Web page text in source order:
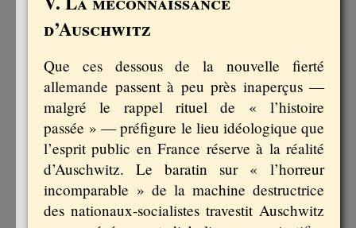
d’Auschwitz
Que ces dessous de la nouvelle fierté
allemande passent à peu près inaperçus —
malgré le rappel rituel de « l’histoire
passée » — préfigure le lieu idéologique que
l’esprit public en France réserve à la réalité
d’Auschwitz. Le baratin sur « l’horreur
incomparable » de la machine destructrice
des nationaux-socialistes travestit Auschwitz